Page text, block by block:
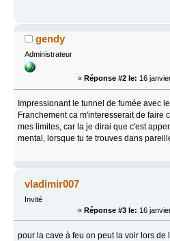
gendy
Administrateur
« Réponse #2 le: 16
Impressionant le tunnel de fumée avec
Franchement ca m'interesserait de faire
mes limites, car la je dirai que c'est
mental, lorsque tu te trouves dans
vladimir007
Invité
« Réponse #3 le: 16
pour la cave à feu on peut la voir lors de